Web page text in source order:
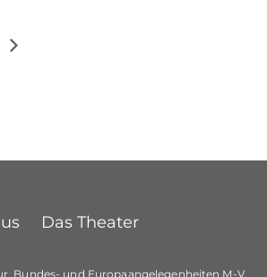
Das Theater
Bundes- und Europaangelegenheiten M-V